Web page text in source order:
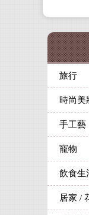
旅行
時尚美
手工藝
寵物
飲食生
居家 /